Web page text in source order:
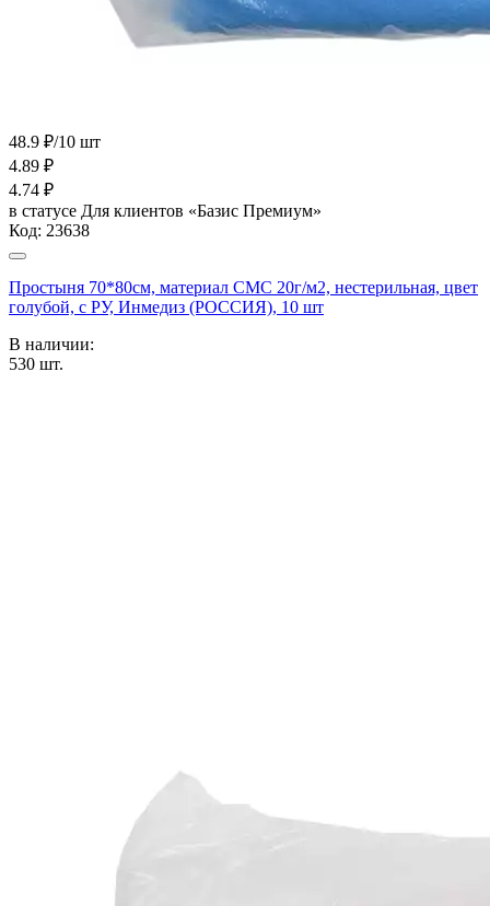
48.9 ₽/10 шт
4.89 ₽
4.74 ₽
в статусе Для клиентов «Базис Премиум»
Код: 23638
Простыня 70*80см, материал СМС 20г/м2, нестерильная, цвет
голубой, с РУ, Инмедиз (РОССИЯ), 10 шт
В наличии:
530 шт.